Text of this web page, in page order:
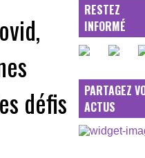
défis
RESTEZ
INFORMÉ
PARTAGEZ
ACTUS